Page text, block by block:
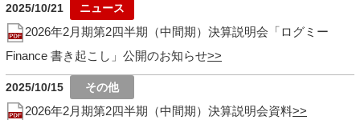
2025/10/21
2026年2月期第2四半期（中間期）決算説明会「ログミー
Finance 書き起こし」公開のお知らせ
2025/10/15
2026年2月期第2四半期（中間期）決算説明会資料